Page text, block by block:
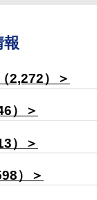
報
2,272）＞
）＞
）＞
）＞